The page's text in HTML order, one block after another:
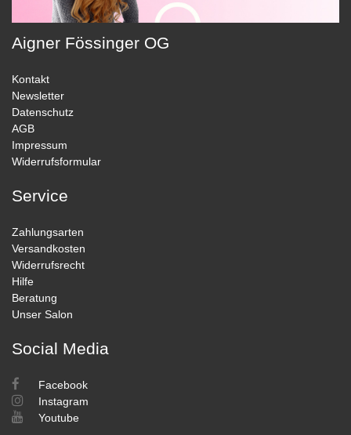
Aigner Fössinger OG
Kontakt
Newsletter
Datenschutz
AGB
Impressum
Widerrufsformular
Service
Zahlungsarten
Versandkosten
Widerrufsrecht
Hilfe
Beratung
Unser Salon
Social Media
Facebook
Instagram
Youtube